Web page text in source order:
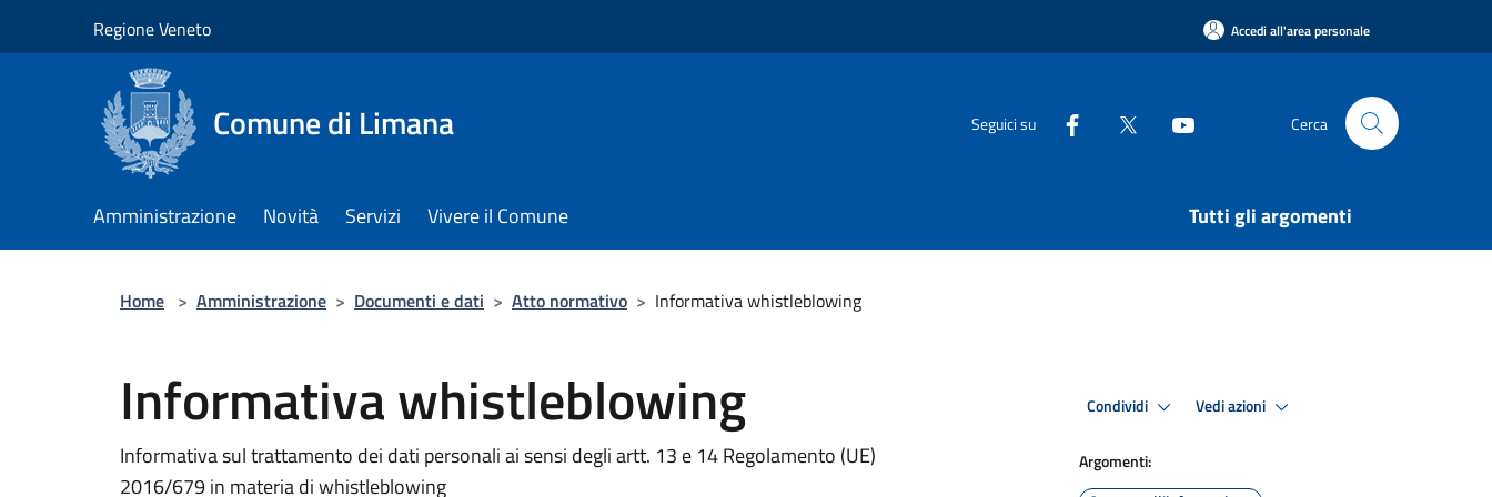
Regione Veneto Accedi all'area personale
Comune di Limana Seguici su Cerca
Amministrazione Novità Servizi Vivere il Comune Tutti gli argomenti
Home > Amministrazione > Documenti e dati > Atto normativo > Informativa whistleblowing
Informativa whistleblowing
Informativa sul trattamento dei dati personali ai sensi degli artt. 13 e 14 Regolamento (UE)
2016/679 in materia di whistleblowing
Condividi Vedi azioni
Argomenti: